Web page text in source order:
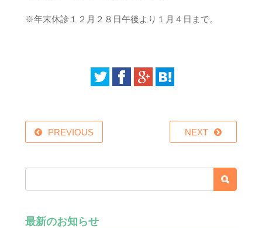
※年末休診１２月２８日午後より１月４日まで。
PREVIOUS NEXT
最新のお知らせ